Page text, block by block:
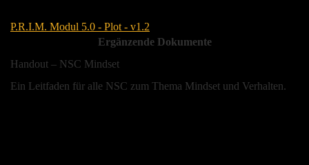
P.R.I.M. Modul 5.0 - Plot - v1.2
Ergänzende Dokumente
Handout – NSC Mindset
Ein Leitfaden für alle NSC zum Thema Mindset und Verhalten.